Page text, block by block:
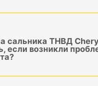
сальника ТНВД
если возникли